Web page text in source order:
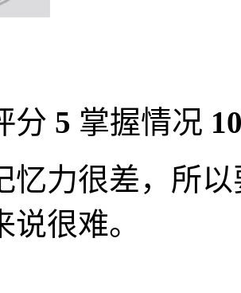
分 5 掌握情况
忆力很差，所
说很难。